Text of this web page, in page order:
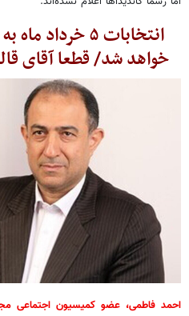
انتخابات ۵
خواهد شد/ قطعا آقای
احمد فاطمی، عضو کمیسیون اجتماعی